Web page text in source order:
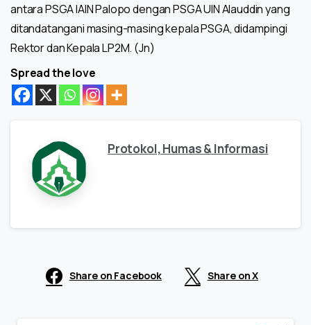
antara PSGA IAIN Palopo dengan PSGA UIN Alauddin yang
ditandatangani masing-masing kepala PSGA, didampingi
Rektor dan Kepala LP2M. (Jn)
Spread the love
Protokol, Humas & Informasi
Share on Facebook Share on X